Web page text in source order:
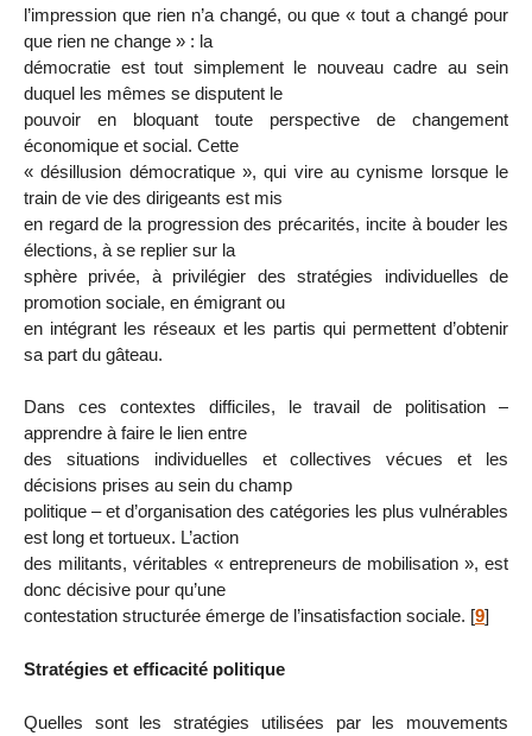
l’impression que rien n’a changé, ou que « tout a changé pour
que rien ne change » : la
démocratie est tout simplement le nouveau cadre au sein
duquel les mêmes se disputent le
pouvoir en bloquant toute perspective de changement
économique et social. Cette
« désillusion démocratique », qui vire au cynisme lorsque le
train de vie des dirigeants est mis
en regard de la progression des précarités, incite à bouder les
élections, à se replier sur la
sphère privée, à privilégier des stratégies individuelles de
promotion sociale, en émigrant ou
en intégrant les réseaux et les partis qui permettent d’obtenir
sa part du gâteau.
Dans ces contextes difficiles, le travail de politisation –
apprendre à faire le lien entre
des situations individuelles et collectives vécues et les
décisions prises au sein du champ
politique – et d’organisation des catégories les plus vulnérables
est long et tortueux. L’action
des militants, véritables « entrepreneurs de mobilisation », est
donc décisive pour qu’une
contestation structurée émerge de l’insatisfaction sociale. [9]
Stratégies et efficacité politique
Quelles sont les stratégies utilisées par les mouvements